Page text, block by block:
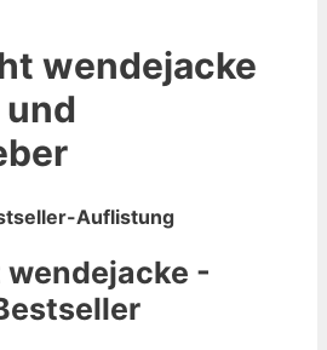
wendejacke
Auflistung
-